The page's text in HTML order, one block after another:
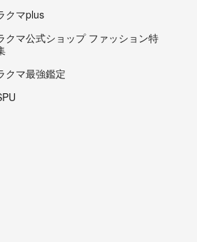
クマplus
クマ公式ショップ ファッション特
クマ最強鑑定